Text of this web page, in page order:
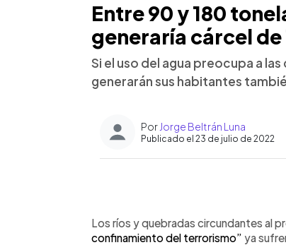
Entre 90 y 180
generaría cárcel de
Si el uso del agua preocupa a
generarán sus habitantes
Por Jorge Beltrán Luna
Publicado el 23 de julio de 2022
Escuchar artículo
Los ríos y quebradas circundantes al
confinamiento del terrorismo” ya